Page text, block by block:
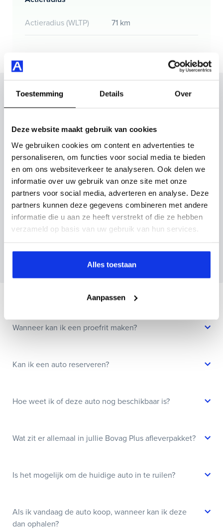
Toestemming Details Over
Deze website maakt gebruik van cookies
We gebruiken cookies om content en advertenties te
personaliseren, om functies voor social media te bieden
en om ons websiteverkeer te analyseren. Ook delen we
informatie over uw gebruik van onze site met onze
partners voor social media, adverteren en analyse. Deze
partners kunnen deze gegevens combineren met andere
informatie die u aan ze heeft verstrekt of die ze hebben
verzameld op basis van uw gebruik van hun services.
Alles toestaan
Aanpassen
Actieradius (WLTP) 71 km
Inruilvoorstel op deze auto?
Vul hier je gegevens in en vergeet niet foto's van je
Kenteken huidige auto
Inruilvoorstel aanvragen
maandag tot en met vrijdag binnen enkele uren
Veelgestelde vragen
Wanneer kan ik een proefrit maken?
Kan ik een auto reserveren?
Hoe weet ik of deze auto nog beschikbaar is?
Wat zit er allemaal in jullie Bovag Plus afleverpakket?
Is het mogelijk om de huidige auto in te ruilen?
Als ik vandaag de auto koop, wanneer kan ik deze
dan ophalen?